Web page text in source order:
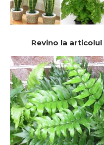
Revino la articolul